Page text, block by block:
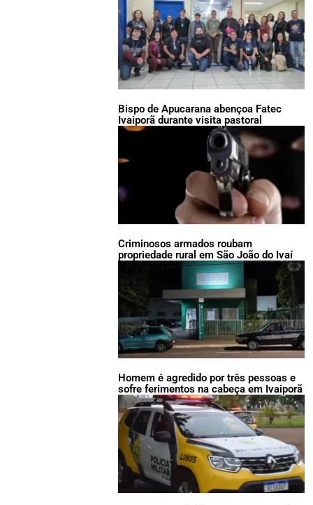
Bispo de Apucarana abençoa Fatec
Ivaiporã durante visita pastoral
Criminosos armados roubam
propriedade rural em São João do Ivaí
Homem é agredido por três pessoas e
sofre ferimentos na cabeça em Ivaiporã